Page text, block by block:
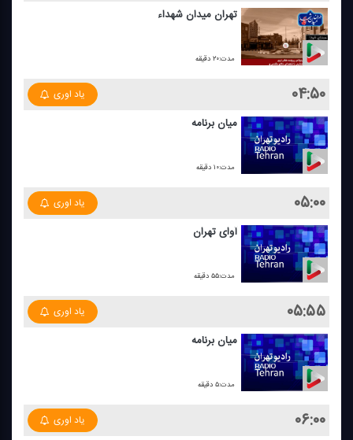
تهران میدان شهداء
مدت:۲۰ دقیقه
۰۴:۵۰ یاد اوری
میان برنامه
مدت:۱۰ دقیقه
۰۵:۰۰ یاد اوری
آوای تهران
مدت:۵۵ دقیقه
۰۵:۵۵ یاد اوری
میان برنامه
مدت:۵ دقیقه
۰۶:۰۰ یاد اوری